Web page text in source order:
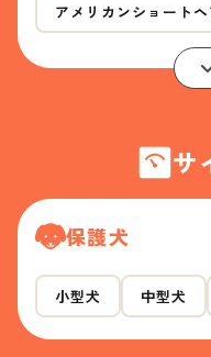
アメリカンショートヘ
サ
保護犬
小型犬 中型犬